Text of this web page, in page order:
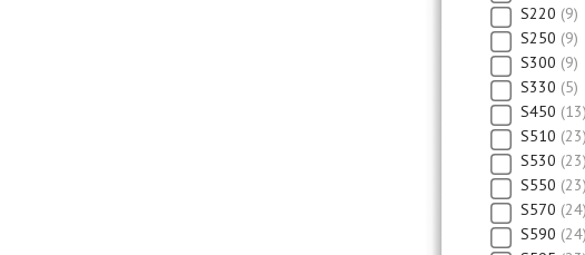
S220 9
S250 9
S300 9
S330
5
S450 13
S510 23
S530 23
S550 23
S570 24
S590 24